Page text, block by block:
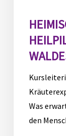
Was
den